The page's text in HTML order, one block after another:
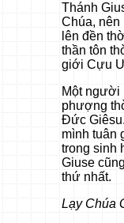
Thánh
Chúa,
lên đền
thần tôn
giới Cựu
Một người
phượng
Đức
mình tuân
trong sinh
Giuse
thứ nhất.
Lạy Chúa